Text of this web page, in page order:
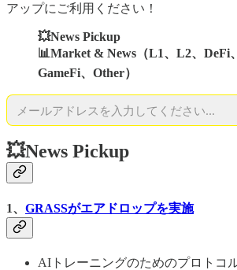
アップにご利用ください！
💥News Pickup
📊Market & News（L1、L2、DeFi
GameFi、Other）
💥News Pickup
1、 GRASSがエアドロップを実施
AIトレーニングのためのプロトコ